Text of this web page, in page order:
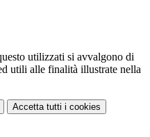
utilizzati si avvalgono di
utili alle finalità illustrate nella
Accetta tutti i cookies